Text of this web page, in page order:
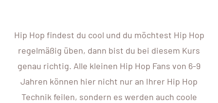
Hip Hop findest du cool und du möchtest Hip Hop
regelmäßig üben, dann bist du bei diesem Kurs
genau richtig. Alle kleinen Hip Hop Fans von 6-9
Jahren können hier nicht nur an Ihrer Hip Hop
Technik feilen, sondern es werden auch coole